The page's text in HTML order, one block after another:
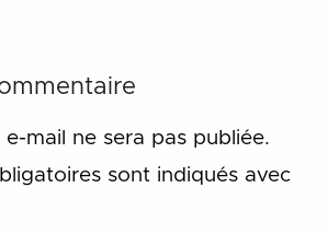
mail ne sera pas publiée.
sont indiqués avec